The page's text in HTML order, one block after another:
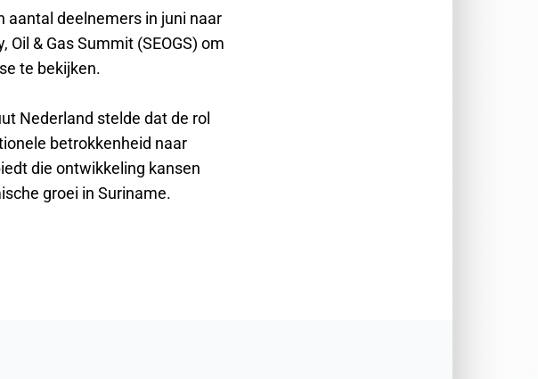
aantal deelnemers in juni naar
& Gas Summit (SEOGS) om
te bekijken.
Nederland stelde dat de rol
betrokkenheid naar
die ontwikkeling kansen
groei in Suriname.